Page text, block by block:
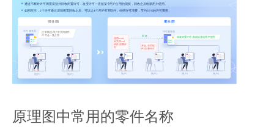
原理图中常用的零件名称